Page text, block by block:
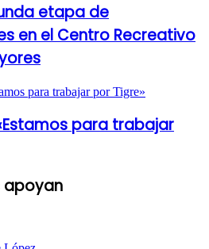
etapa de
en el Centro Recreativo
para trabajar
apoyan